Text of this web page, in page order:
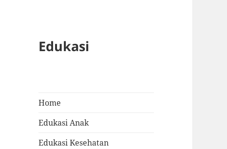
Edukasi
Home
Edukasi Anak
Edukasi Kesehatan